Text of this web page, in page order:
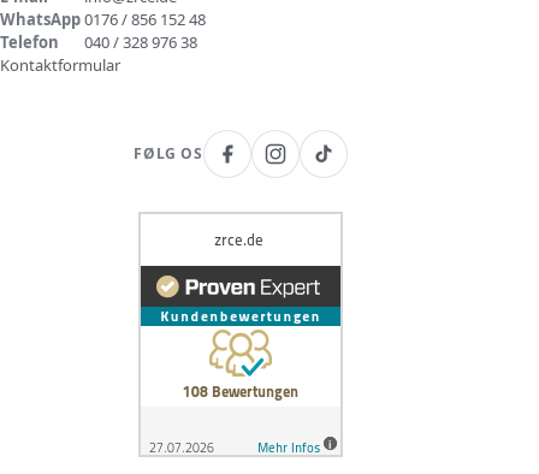
WhatsApp0176 / 856 152 48
Telefon
040 / 328 976 38
Kontaktformular
FØLG OS